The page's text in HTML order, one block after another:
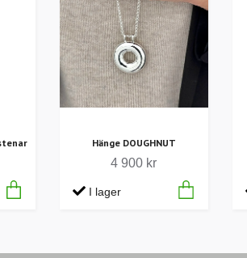
Hänge DOUGHNUT
4 900 kr
I lager